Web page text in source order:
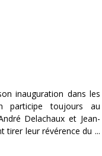
inauguration dans les
participe toujours au
Delachaux et Jean-
tirer leur révérence du ...